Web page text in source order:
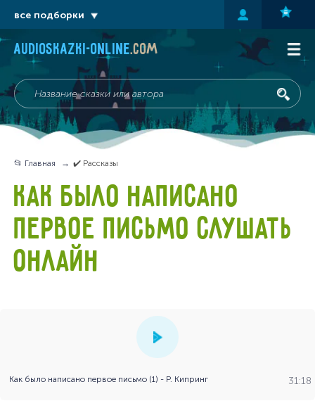
audioskazki-online.com
📂 Главная ✔️ Рассказы
КАК БЫЛО НАПИСАНО
ПЕРВОЕ ПИСЬМО СЛУШАТЬ
ОНЛАЙН
Как было написано первое письмо (1) - Р. Кипринг 31:18
все подборки